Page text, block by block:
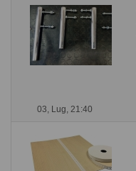
03, Lug, 21:40